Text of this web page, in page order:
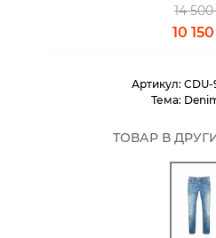
14 500
10
Артикул: CDU-
Тема:
ТОВАР В